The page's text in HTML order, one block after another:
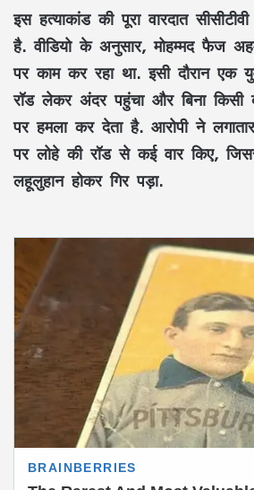
इस हत्याकांड की पूरा वारदात
है. वीडियो के अनुसार, मोहम्मद फैज
पर काम कर रहा था. इसी दौरान एक
रॉड लेकर अंदर पहुंचा और बिना
पर हमला कर देता है. आरोपी ने
पर लोहे की रॉड से कई वार किए,
लहूलुहान होकर गिर पड़ा.